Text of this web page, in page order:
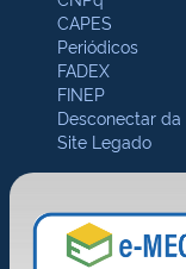
CAPES
Periódicos
FADEX
FINEP
Desconectar da
Site Legado